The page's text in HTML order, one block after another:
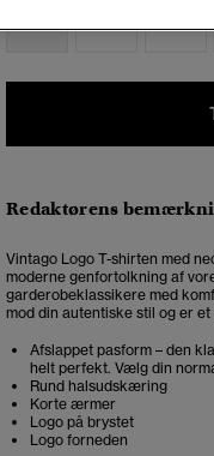
Redaktørens
Vintago Logo T-shirten med
moderne genfortolkning af
garderobeklassikere med
mod din autentiske stil og er
Afslappet pasform – den
helt perfekt. Vælg din
Rund halsudskæring
Korte ærmer
Logo på brystet
Logo forneden